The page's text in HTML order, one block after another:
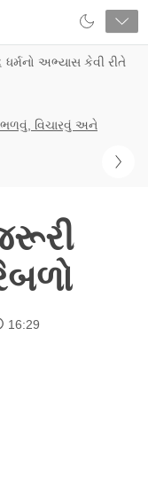
ધર્મનો અભ્યાસ કેવી રીતે
વિચારવું અને
16:29